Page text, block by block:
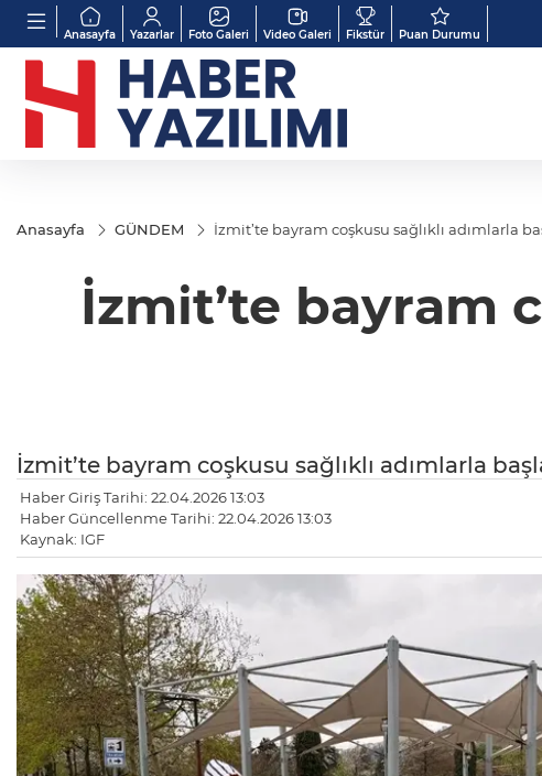
Anasayfa Yazarlar Foto Galeri Video Galeri Fikstür Puan Durumu
Anasayfa GÜNDEM İzmit’te bayram coşkusu sağlıklı adımlarla
İzmit’te bayram
İzmit’te bayram coşkusu sağlıklı adımlarla
Haber Giriş Tarihi: 22.04.2026 13:03
Haber Güncellenme Tarihi: 22.04.2026 13:03
Kaynak: IGF